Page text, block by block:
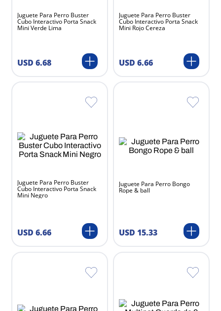
Juguete Para Perro Buster
Cubo Interactivo Porta Snack
Mini Verde Lima
USD 6.68
Juguete Para Perro Buster
Cubo Interactivo Porta Snack
Mini Rojo Cereza
USD 6.66
Juguete Para Perro Buster
Cubo Interactivo Porta Snack
Mini Negro
USD 6.66
Juguete Para Perro Bongo
Rope & ball
USD 15.33